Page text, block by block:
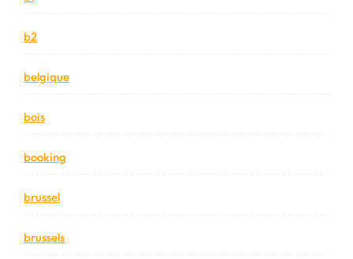
b2
belgique
bois
booking
brussel
brussels